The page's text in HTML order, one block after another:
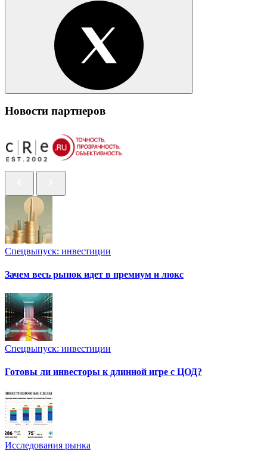
Новости партнеров
Спецвыпуск: инвестиции
Зачем весь рынок идет в премиум и люкс
Спецвыпуск: инвестиции
Готовы ли инвесторы к длинной игре с ЦОД?
Исследования рынка